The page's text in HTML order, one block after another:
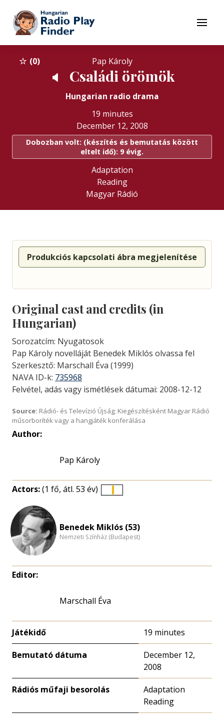
To contents
Menu
0 Pap Károly
🔈 Családi örömök
Hungarian radio drama
19 minutes
December 12, 2008
Dobozban volt: (készítés és bemutatás között
eltelt idő): 9 évig.
Adaptation
Reading
Magyar Rádió
Produkciós kapcsolati ábra megjelenítése
Original cast and credits (in
Hungarian)
Sorozatcím: Nyugatosok
Pap Károly novelláját Benedek Miklós olvassa fel
Szerkesztő: Marschall Éva (1999)
NAVA ID-k: 735968
Felvétel, adás vagy ismétlések dátumai: 2008-12-12
Source: Rádió- és Televízió Újság; Kiegészítésként Magyar Rádió
műsorboríték vagy a hangjáték konferálása
Author:
Pap Károly
Actors:(1 fő, átl. 53 év)
nagyítása
Benedek Miklós (53)
Nemzeti Színház (Budapest)
Editor:
Marschall Éva
Játékidő 19 minutes
Bemutató dátuma
December 12,
2008
Rádiós műfaji besorolás
Adaptation
Reading